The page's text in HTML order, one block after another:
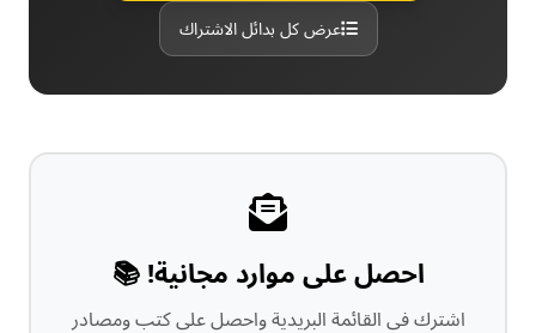
عرض كل بدائل الاشتراك
احصل على موارد مجانية! 📚
اشترك في القائمة البريدية واحصل على كتب ومصادر